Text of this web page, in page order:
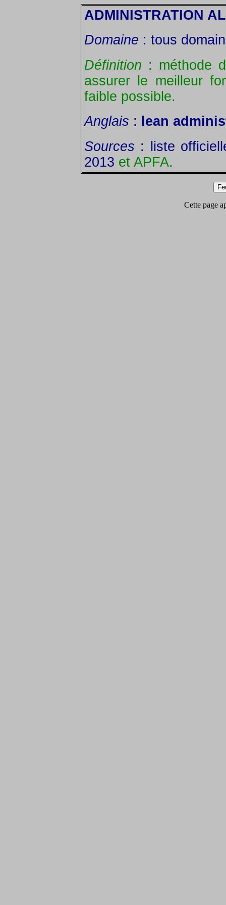
ADMINISTRATION
Domaine : tous
Définition : méthode
assurer le meilleur
faible possible.
Anglais :
lean
Sources : liste
2013 et APFA.
Cette page